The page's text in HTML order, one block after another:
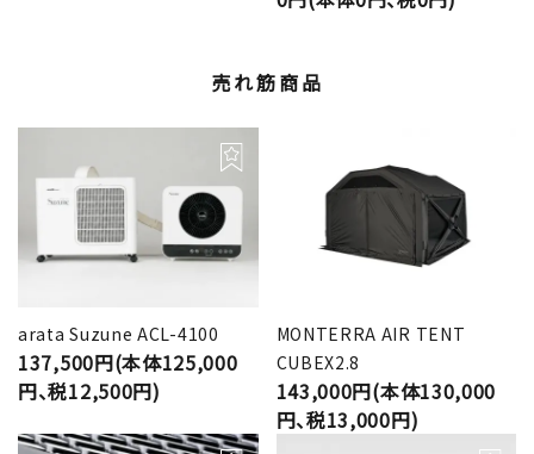
売れ筋商品
arata Suzune ACL-4100
137,500円(本体125,000
円、税12,500円)
MONTERRA AIR TENT
CUBEX2.8
143,000円(本体130,000
円、税13,000円)